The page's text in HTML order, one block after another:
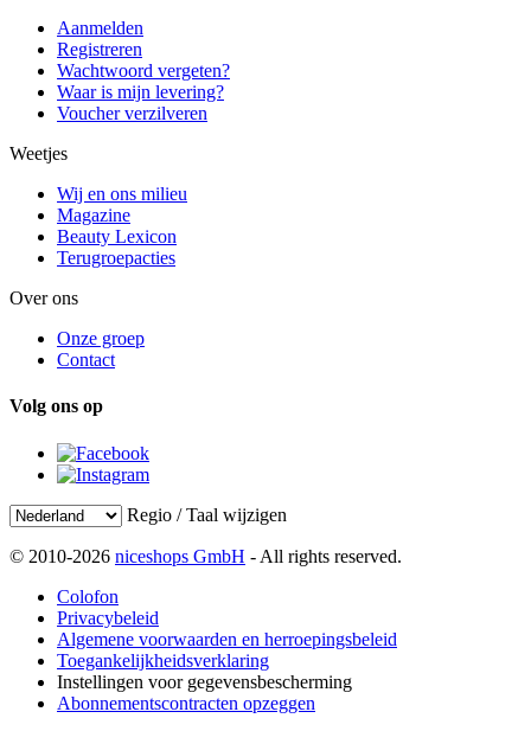
Aanmelden
Registreren
Wachtwoord vergeten?
Waar is mijn levering?
Voucher verzilveren
Weetjes
Wij en ons milieu
Magazine
Beauty Lexicon
Terugroepacties
Over ons
Onze groep
Contact
Volg ons op
Regio / Taal wijzigen
© 2010-2026 niceshops GmbH - All rights reserved.
Colofon
Privacybeleid
Algemene voorwaarden en herroepingsbeleid
Toegankelijkheidsverklaring
Instellingen voor gegevensbescherming
Abonnementscontracten opzeggen